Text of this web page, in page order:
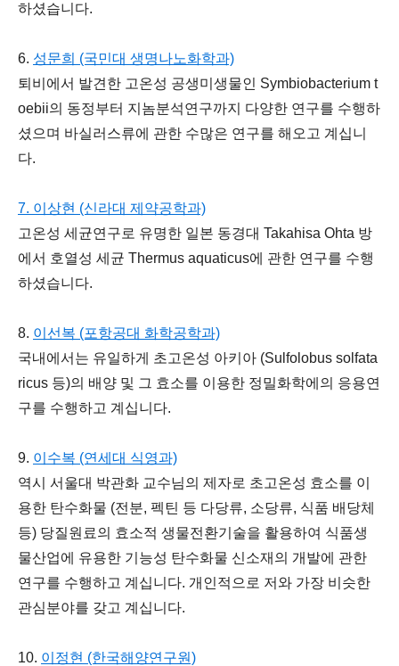
하셨습니다.
6. 성문희 (국민대 생명나노화학과)
퇴비에서 발견한 고온성 공생미생물인 Symbiobacterium t
oebii의 동정부터 지놈분석연구까지 다양한 연구를 수행하
셨으며 바실러스류에 관한 수많은 연구를 해오고 계십니
다.
7. 이상현 (신라대 제약공학과)
고온성 세균연구로 유명한 일본 동경대 Takahisa Ohta 방
에서 호열성 세균 Thermus aquaticus에 관한 연구를 수행
하셨습니다.
8. 이선복 (포항공대 화학공학과)
국내에서는 유일하게 초고온성 아키아 (Sulfolobus solfata
ricus 등)의 배양 및 그 효소를 이용한 정밀화학에의 응용연
구를 수행하고 계십니다.
9. 이수복 (연세대 식영과)
역시 서울대 박관화 교수님의 제자로 초고온성 효소를 이
용한 탄수화물 (전분, 펙틴 등 다당류, 소당류, 식품 배당체
등) 당질원료의 효소적 생물전환기술을 활용하여 식품생
물산업에 유용한 기능성 탄수화물 신소재의 개발에 관한
연구를 수행하고 계십니다. 개인적으로 저와 가장 비슷한
관심분야를 갖고 계십니다.
10. 이정현 (한국해양연구원)